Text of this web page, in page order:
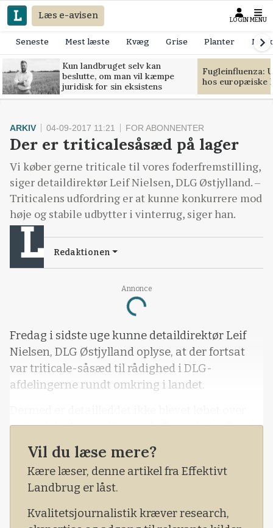
Læs e-avisen LOGIN MENU
Seneste Mest læste Kvæg Grise Planter
Kun landbruget selv kan
beslutte, om man vil kæmpe
juridisk for sin eksistens
Fugleinfluenza:
hos europæiske
Annonce
Loading...
ARKIV 04-09-2017 11:21 FOR ABONNENTER
Der er triticalesåsæd på lager
Vi køber gerne triticale til vores foderfremstilling,
siger detaildirektør Leif Nielsen, DLG Østjylland. –
Triticalens udfordring er at kunne konkurrere mod
høje og stabile udbytter i vinterrug, siger han.
Redaktionen
Fredag i sidste uge kunne detaildirektør Leif
Nielsen, DLG Østjylland oplyse, at der fortsat
var triticale-såsæd til rådighed i DLG-
afdelingerne rundt omkring i landet.
ende af de flotte udbyttetal i Sortinfo for Sejet-
sorten Neogen.
Vil du læse mere?
Kære læser, denne artikel fra Effektivt
Landbrug er låst.
Kvalitetsjournalistik kræver research,